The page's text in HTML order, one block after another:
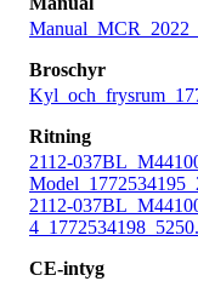
Broschyr
Ritning
2112-
2112-
CE-intyg